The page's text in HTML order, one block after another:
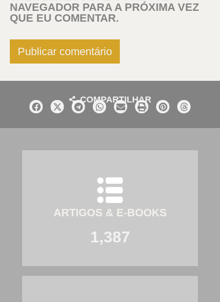
NAVEGADOR PARA A PRÓXIMA VEZ
QUE EU COMENTAR.
COMPARTILHAR
ARTIGOS & E-BOOKS
1,387